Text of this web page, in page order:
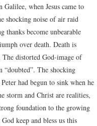
when Jesus came to
shocking noise of air raid
become unbearable
over death. Death is
The distorted God-image of
“doubted”. The shocking
had begun to sink when he
storm and Christ are realities,
foundation to the growing
keep and bless us this